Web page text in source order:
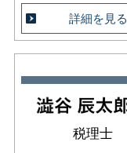
詳細を見る
税理士